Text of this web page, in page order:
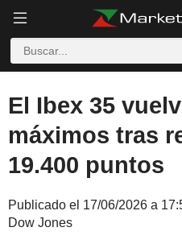
El Ibex 35
máximos tras
19.400 puntos
Publicado el 17/06/2026 a
Dow Jones